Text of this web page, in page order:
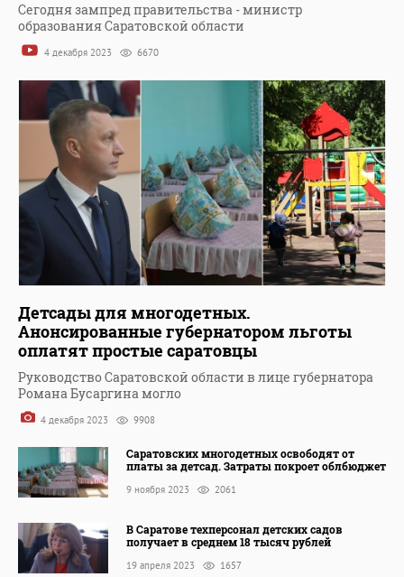
Сегодня зампред правительства - министр
образования Саратовской области
4 декабря 2023 6670
Детсады для многодетных.
Анонсированные губернатором льготы
оплатят простые саратовцы
Руководство Саратовской области в лице губернатора
Романа Бусаргина могло
4 декабря 2023 9908
Саратовских многодетных освободят от
платы за детсад. Затраты покроет облбюджет
9 ноября 2023 2061
В Саратове техперсонал детских садов
получает в среднем 18 тысяч рублей
19 апреля 2023 1657